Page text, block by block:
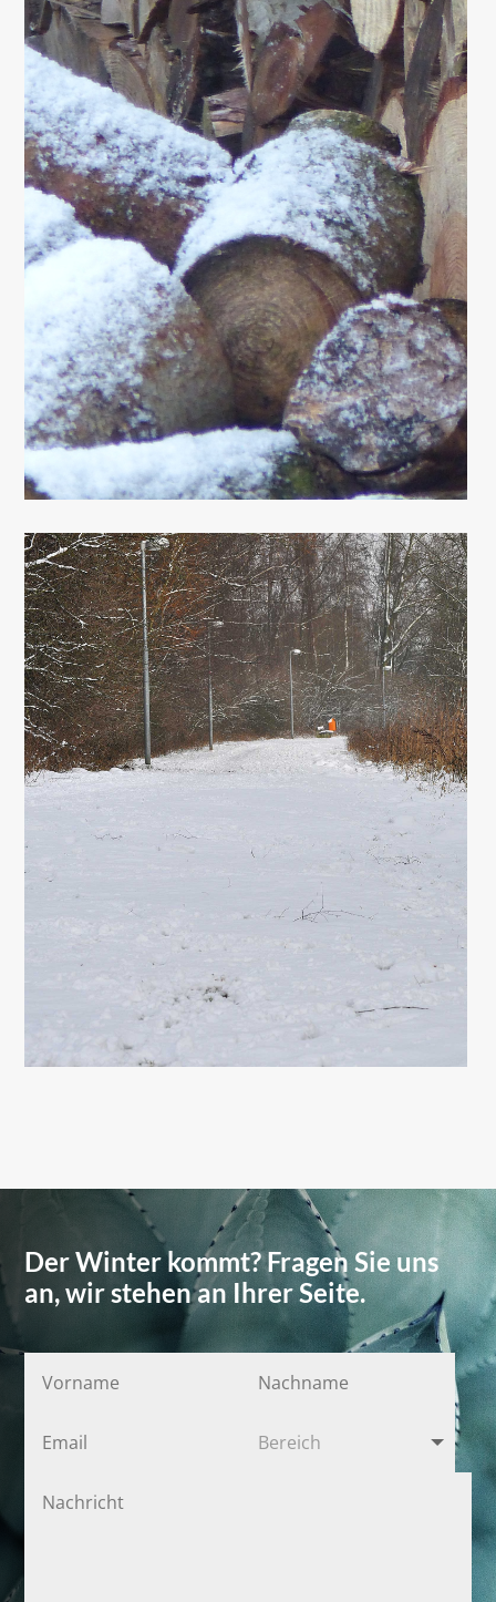
Der Winter kommt? Fragen Sie uns
an, wir stehen an Ihrer Seite.